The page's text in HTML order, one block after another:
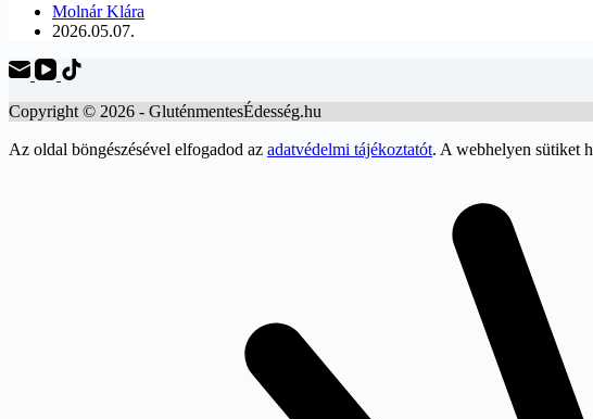
Molnár Klára
2026.05.07.
Copyright © 2026 - GluténmentesÉdesség.hu
Az oldal böngészésével elfogadod az adatvédelmi tájékoztatót. A webhelyen sütiket